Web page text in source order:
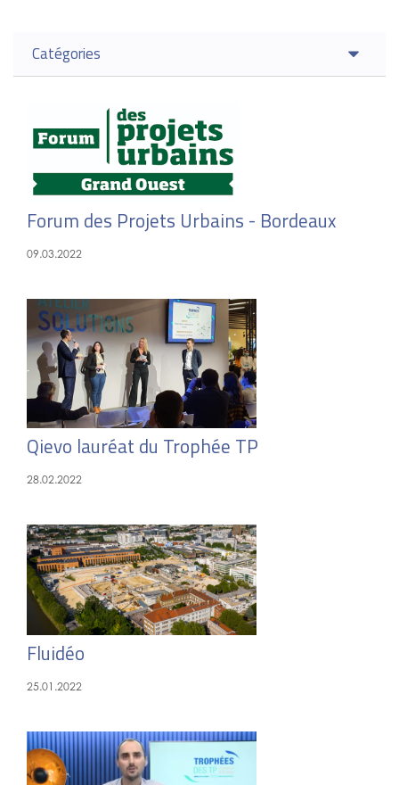
Forum des Projets Urbains - Bordeaux
09.03.2022
Qievo lauréat du Trophée TP
28.02.2022
Fluidéo
25.01.2022
Catégories